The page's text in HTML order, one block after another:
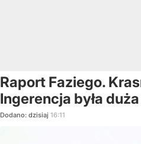
Raport Faziego.
Ingerencja była duża
Dodano: dzisiaj 16:11